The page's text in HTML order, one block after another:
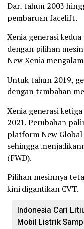
Dari tahun 2003
pembaruan facelift.
Xenia generasi
dengan pilihan
New Xenia
Untuk tahun 2019,
dengan tambahan
Xenia generasi
2021. Perubahan
platform New
sehingga
(FWD).
Pilihan mesinnya
kini digantikan CVT.
Indonesia Cari
Mobil Listrik